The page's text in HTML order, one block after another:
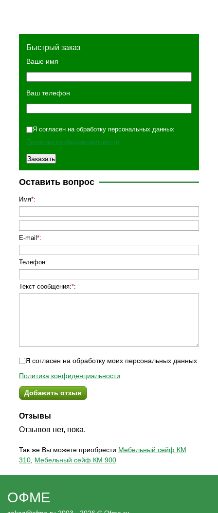
Быстрый заказ
Ваше имя
Ваш телефон
Я согласен на обработку персональных данных
Политика конфиденциальности
Оставить вопрос
Имя*:
E-mail *:
Телефон:
Текст сообщения:*:
Я согласен на обработку моих персональных данных
Политика конфиденциальности
Добавить отзыв
Отзывы
Отзывов нет, пока.
Так же Вы можете приобрести Мебельный сейф КМ
310 Мебельный сейф КМ 900
ОФМЕ